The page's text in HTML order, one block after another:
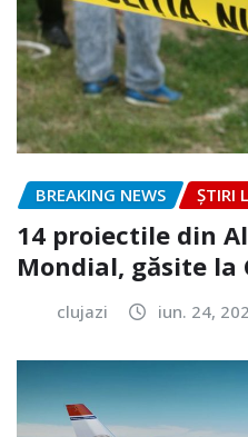
BREAKING NEWS ȘTIRI
14 proiectile din
Mondial, găsite la
clujazi iun. 24,